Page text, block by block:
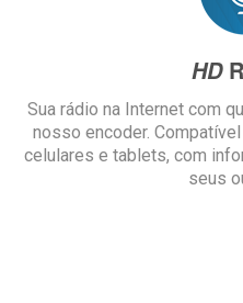
HD
Sua rádio na Internet com
nosso encoder.
celulares e tablets, com
seus